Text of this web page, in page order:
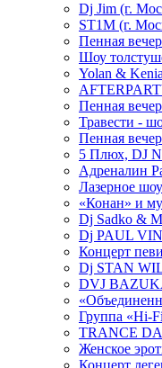
Dj Jim (г.
ST1M (г.
Пенная
Шоу
Yolan &
Пенная
Травести -
Пенная
5 Плюх, DJ
Адреналин
Лазерное шоу
«Конан» и
Dj Sadko &
Dj PAUL
Концерт
Dj STAN
DVJ
Группа «Hi-
TRANCE
Женское
Концерт